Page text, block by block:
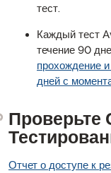
тест.
Каждый тест
течение 90
прохождение
дней с
Проверьте
Отчет о доступе к